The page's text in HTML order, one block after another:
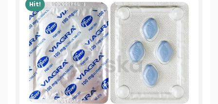
Hit!